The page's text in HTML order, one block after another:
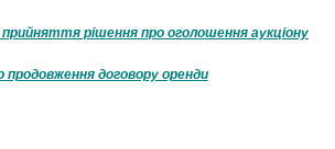
рішення про оголошення аукціону
продовження договору оренди